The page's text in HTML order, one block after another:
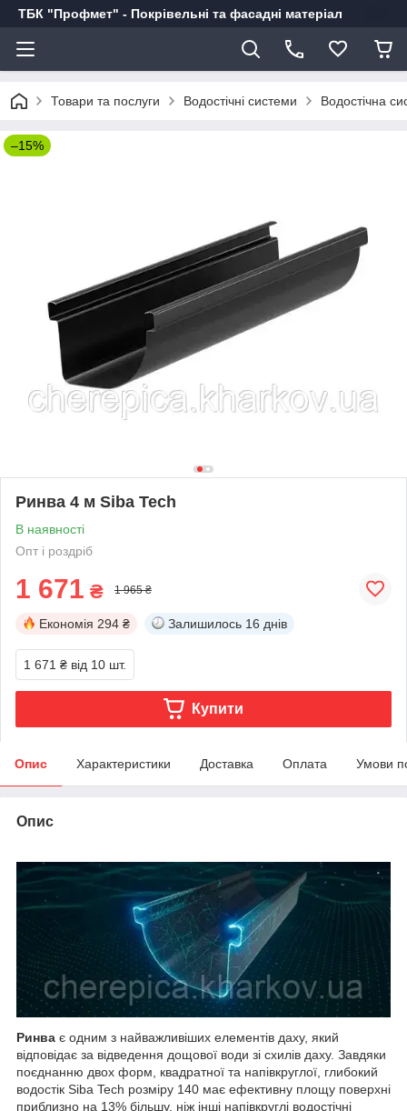
ТБК "Профмет" - Покрівельні та фасадні матеріал
Товари та послуги Водостічні системи Водостічна
–15%
Ринва 4 м Siba Tech
В наявності
Опт і роздріб
1 671 ₴ 1 965 ₴
Економія 294 ₴ Залишилось 16 днів
1 671 ₴ від 10 шт.
Купити
Опис Характеристики Доставка Оплата Умови
Опис
Ринва є одним з найважливіших елементів даху, який
відповідає за відведення дощової води зі схилів даху. Завдяки
поєднанню двох форм, квадратної та напівкруглої, глибокий
водостік Siba Tech розміру 140 має ефективну площу поверхні
приблизно на 13% більшу, ніж інші напівкруглі водостічні